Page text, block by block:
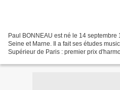
Paul BONNEAU est né le 14 septembre
Seine et Marne. Il a fait ses études
Supérieur de Paris : premier prix